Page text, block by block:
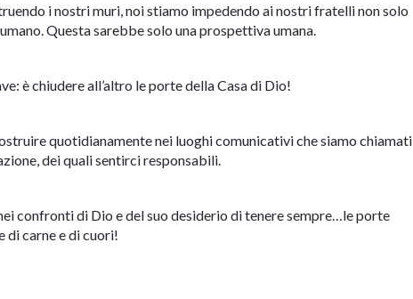
i nostri muri, noi stiamo impedendo ai nostri fratelli non solo
Questa sarebbe solo una prospettiva umana.
è chiudere all’altro le porte della Casa di Dio!
quotidianamente nei luoghi comunicativi che siamo chiamati
dei quali sentirci responsabili.
confronti di Dio e del suo desiderio di tenere sempre…le porte
carne e di cuori!